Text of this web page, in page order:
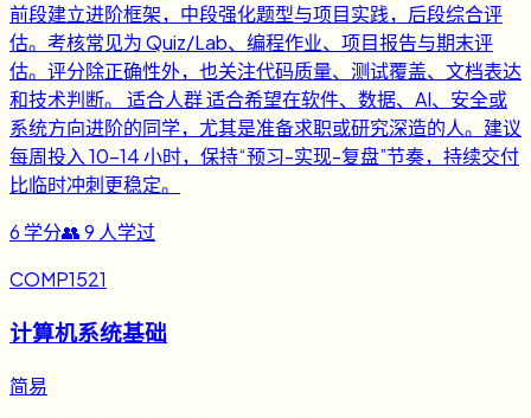
前段建立进阶框架，中段强化题型与项目实践，后段综合评
估。考核常见为 Quiz/Lab、编程作业、项目报告与期末评
估。评分除正确性外，也关注代码质量、测试覆盖、文档表达
和技术判断。 适合人群 适合希望在软件、数据、AI、安全或
系统方向进阶的同学，尤其是准备求职或研究深造的人。建议
每周投入 10-14 小时，保持“预习-实现-复盘”节奏，持续交付
比临时冲刺更稳定。
6 学分👥9 人学过
COMP1521
计算机系统基础
简易